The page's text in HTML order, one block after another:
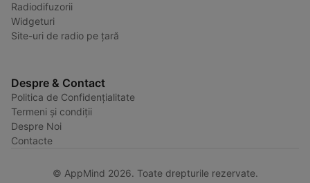
Radiodifuzorii
Widgeturi
Site-uri de radio pe țară
Despre & Contact
Politica de Confidențialitate
Termeni și condiții
Despre Noi
Contacte
© AppMind 2026. Toate drepturile rezervate.